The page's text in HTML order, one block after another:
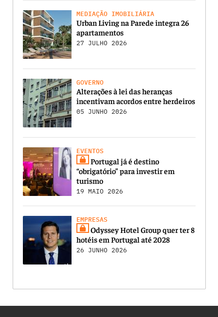
MEDIAÇÃO IMOBILIÁRIA
Urban Living na Parede integra 26
apartamentos
27 JULHO 2026
GOVERNO
Alterações à lei das heranças
incentivam acordos entre herdeiros
05 JUNHO 2026
EVENTOS
Portugal já é destino
“obrigatório” para investir em
turismo
19 MAIO 2026
EMPRESAS
Odyssey Hotel Group quer ter 8
hotéis em Portugal até 2028
26 JUNHO 2026